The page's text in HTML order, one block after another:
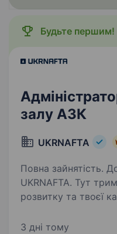
Будьте першим!
залу АЗК
UKRNAFTA
Повна зайнятість.
UKRNAFTA. Тут
розвитку та твоєї
це 2 000+
3 дні тому